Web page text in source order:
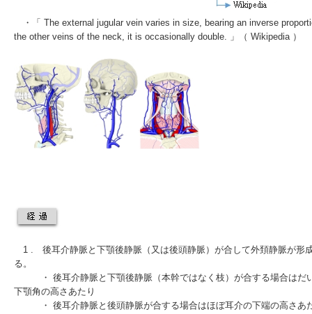
・「 The external jugular vein varies in size, bearing an inverse
the other veins of the neck, it is occasionally double. 」（ Wikipedia ）
1 . 後耳介静脈 と 下顎後静脈 （又は後頭静脈 ）が合して外頚静脈が形
る。
・ 後耳介静脈 と 下顎後静脈 （本幹ではなく枝）が合する場合はだ
下顎角の高さあたり
・ 後耳介静脈 と 後頭静脈が合する場合はほぼ耳介の下端の高さあ